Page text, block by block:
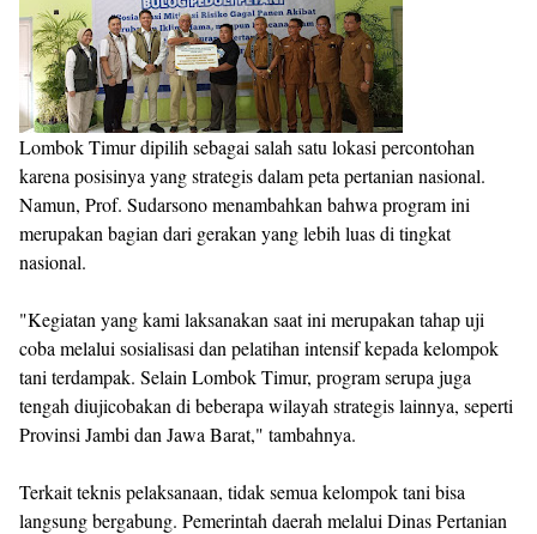
Lombok Timur dipilih sebagai salah satu lokasi percontohan
karena posisinya yang strategis dalam peta pertanian nasional.
Namun, Prof. Sudarsono menambahkan bahwa program ini
merupakan bagian dari gerakan yang lebih luas di tingkat
nasional.
"Kegiatan yang kami laksanakan saat ini merupakan tahap uji
coba melalui sosialisasi dan pelatihan intensif kepada kelompok
tani terdampak. Selain Lombok Timur, program serupa juga
tengah diujicobakan di beberapa wilayah strategis lainnya, seperti
Provinsi Jambi dan Jawa Barat," tambahnya.
Terkait teknis pelaksanaan, tidak semua kelompok tani bisa
langsung bergabung. Pemerintah daerah melalui Dinas Pertanian